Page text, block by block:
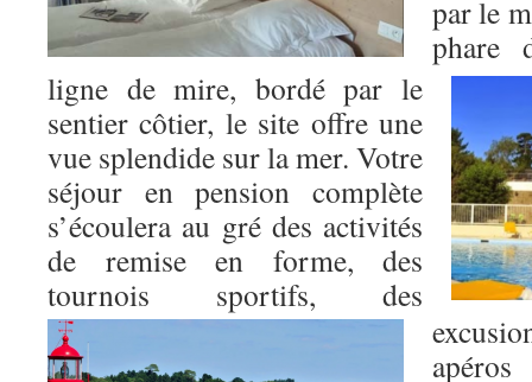
par le
phare
ligne de mire, bordé par le
sentier côtier, le site offre une
vue splendide sur la mer. Votre
séjour en pension complète
s’écoulera au gré des activités
de remise en forme, des
tournois sportifs, des